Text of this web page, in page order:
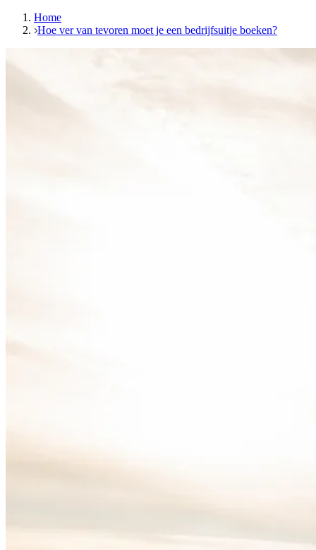
Home
Hoe ver van tevoren moet je een bedrijfsuitje boeken?